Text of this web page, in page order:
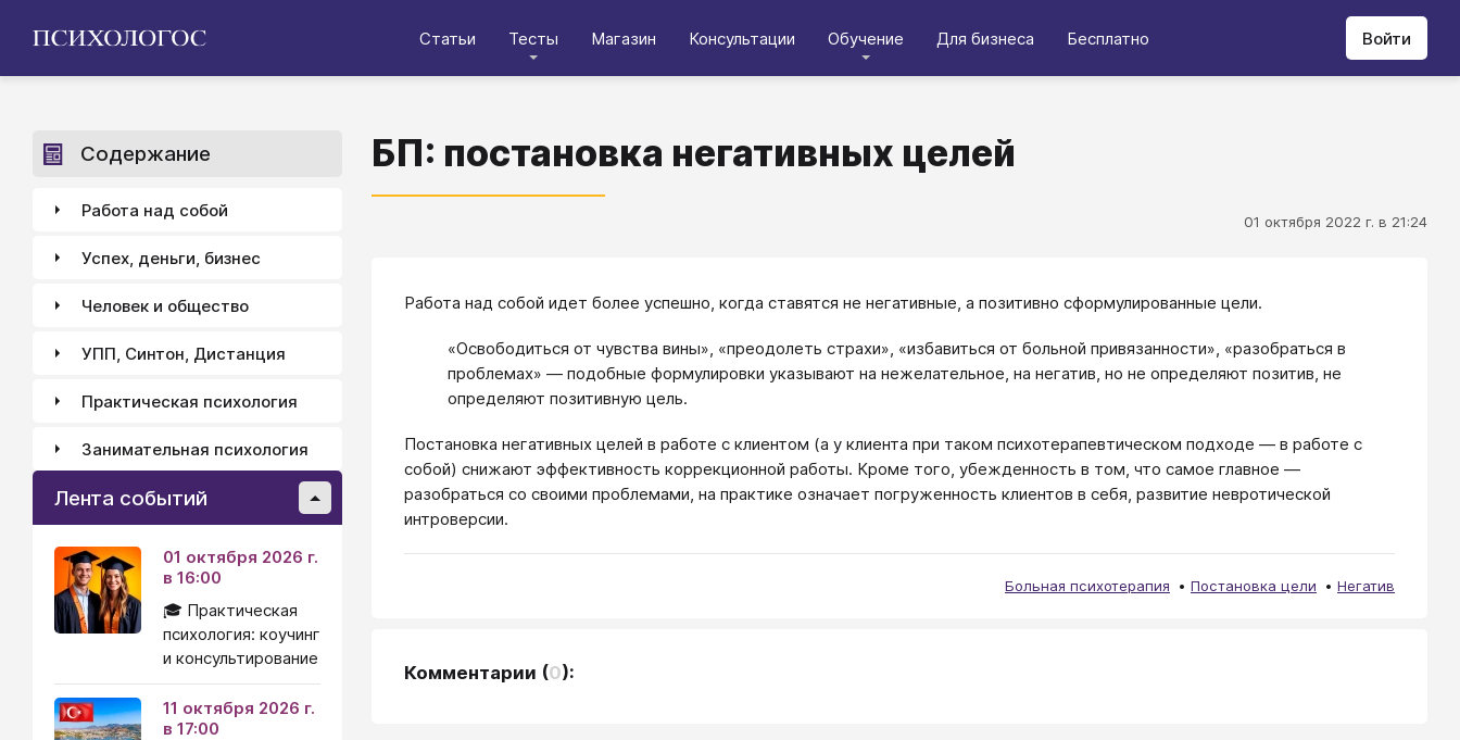
Статьи Тесты Магазин Консультации Обучение Для бизнеса Бесплатно Войти
БП: постановка негативных целей
01 октября 2022 г. в 21:24
Работа над собой идет более успешно, когда ставятся не негативные, а позитивно сформулированные цели.
«Освободиться от чувства вины», «преодолеть страхи», «избавиться от больной привязанности», «разобраться в
проблемах» — подобные формулировки указывают на нежелательное, на негатив, но не определяют позитив, не
определяют позитивную цель.
Постановка негативных целей в работе с клиентом (а у клиента при таком психотерапевтическом подходе — в работе с
собой) снижают эффективность коррекционной работы. Кроме того, убежденность в том, что самое главное —
разобраться со своими проблемами, на практике означает погруженность клиентов в себя, развитие невротической
интроверсии.
Больная психотерапия Постановка цели Негатив
Комментарии (0):
Содержание
Работа над собой
Успех, деньги, бизнес
Человек и общество
УПП, Синтон, Дистанция
Практическая психология
Занимательная психология
Лента событий
01 октября 2026 г.
в 16:00
🎓 Практическая
психология: коучинг
и консультирование
11 октября 2026 г.
в 17:00